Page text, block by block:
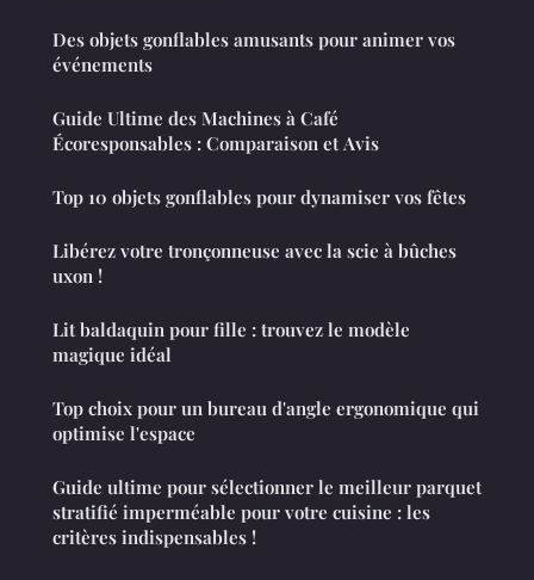
Des objets gonflables amusants pour animer vos
événements
Guide Ultime des Machines à Café
Écoresponsables : Comparaison et Avis
Top 10 objets gonflables pour dynamiser vos fêtes
Libérez votre tronçonneuse avec la scie à bûches
uxon !
Lit baldaquin pour fille : trouvez le modèle
magique idéal
Top choix pour un bureau d'angle ergonomique qui
optimise l'espace
Guide ultime pour sélectionner le meilleur parquet
stratifié imperméable pour votre cuisine : les
critères indispensables !